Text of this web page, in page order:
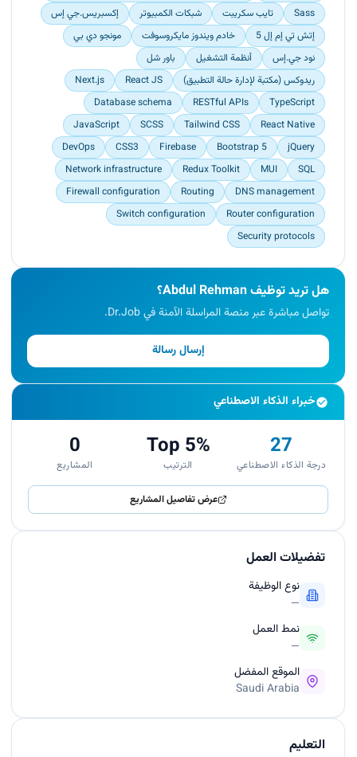
Sass
تايب سكريبت شبكات الكمبيوتر
إكسبريس.جي إس
إتش تي إم إل 5
خادم ويندوز مايكروسوفت
مونجو دي بي
نود جي.إس
أنظمة التشغيل
باور شل
ريدوكس (مكتبة لإدارة حالة التطبيق)
React JS
Next.js
TypeScript
RESTful APIs
Database schema
React Native
Tailwind CSS
SCSS
JavaScript
jQuery
Bootstrap 5
Firebase
CSS3
DevOps
SQL
MUI
Redux Toolkit
Network infrastructure
DNS management
Routing
Firewall configuration
Router configuration
Switch configuration
Security protocols
هل تريد توظيف Abdul Rehman؟
تواصل مباشرة عبر منصة المراسلة الآمنة في Dr.Job.
إرسال رسالة
خبراء الذكاء الاصطناعي
27
درجة الذكاء الاصطناعي
Top 5%
الترتيب
0
المشاريع
عرض تفاصيل المشاريع
تفضيلات العمل
نوع الوظيفة
—
نمط العمل
—
الموقع المفضل
Saudi Arabia
التعليم